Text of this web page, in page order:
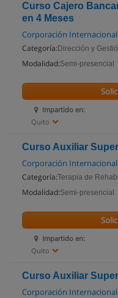
Curso Cajero
en 4 Meses
Corporación Internacional
Categoría: Dirección y
Modalidad:Semi-presencial
Impartido en:
Quito
Curso Auxiliar
Corporación Internacional
Categoría:Terapia de
Modalidad:Semi-presencial
Impartido en:
Quito
Curso Auxiliar
Corporación Internacional